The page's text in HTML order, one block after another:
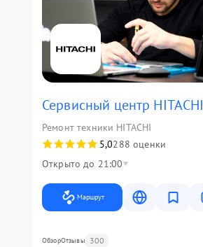
Сервисный центр HITACHI
Ремонт техники HITACHI
5,0288 оценки
Открыто до 21:00
Маршрут
ОбзорОтзывы 300